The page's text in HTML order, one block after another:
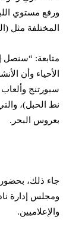
ورفع مستوي
المختلفة مثل
متابعة: “سنصل
الأحياء وأن
سبورتنج
نط الحبل)،
بعروس البحر.
جاء ذلك،
ومجلس إدارة
والإعلاميين.